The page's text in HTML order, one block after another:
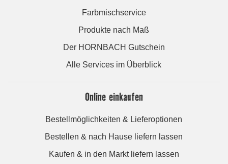
Farbmischservice
Produkte nach Maß
Der HORNBACH Gutschein
Alle Services im Überblick
Online einkaufen
Bestellmöglichkeiten & Lieferoptionen
Bestellen & nach Hause liefern lassen
Kaufen & in den Markt liefern lassen